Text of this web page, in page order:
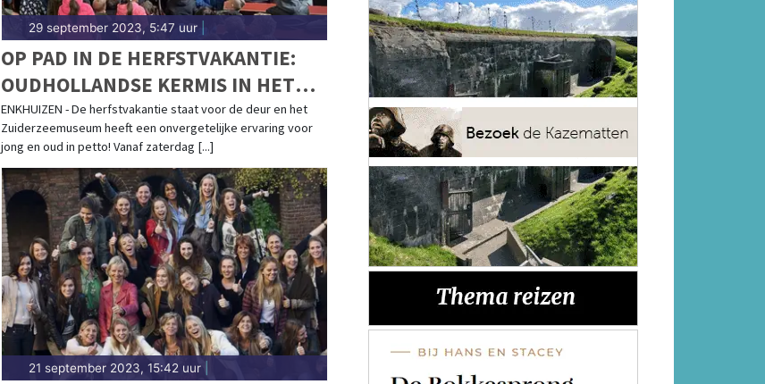
29 september 2023, 5:47 uur|
OP PAD IN DE HERFSTVAKANTIE:
OUDHOLLANDSE KERMIS IN HET
ZUIDERZEEMUSEUM
ENKHUIZEN - De herfstvakantie staat voor de deur en het
Zuiderzeemuseum heeft een onvergetelijke ervaring voor
jong en oud in petto! Vanaf zaterdag [...]
21 september 2023, 15:42 uur|